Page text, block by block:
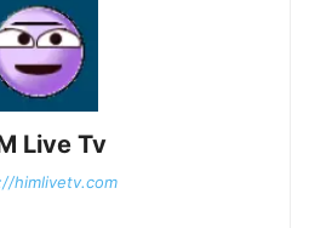
Live Tv
himlivetv.com